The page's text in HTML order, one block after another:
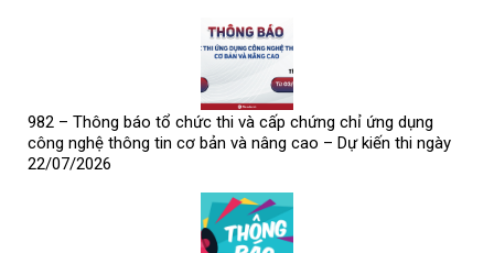
982 – Thông báo tổ chức thi và cấp chứng chỉ ứng dụng
công nghệ thông tin cơ bản và nâng cao – Dự kiến thi ngày
22/07/2026